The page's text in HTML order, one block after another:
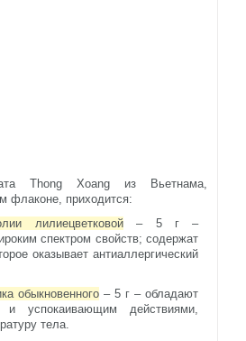
Thong Xoang из Вьетнама,
флаконе, приходится:
лилиецветковой– 5 г –
спектром свойств; содержат
оказывает антиаллергический
обыкновенного – 5 г – обладают
и успокаивающим действиями,
тела.